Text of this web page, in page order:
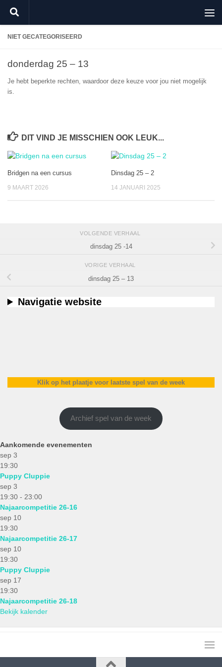
Doorgaan naar inhoud
NIET GECATEGORISEERD
donderdag 25 – 13
Je hebt beperkte rechten, waardoor deze keuze voor jou niet mogelijk
is.
DIT VIND JE MISSCHIEN OOK LEUK...
Bridgen na een cursus
9 MAART 2026
Dinsdag 25 – 2
14 JANUARI 2025
VOLGENDE VERHAAL
dinsdag 25 -14
VORIGE VERHAAL
dinsdag 25 – 13
Navigatie website
Klik op het plaatje voor laatste spel van de week
Archief spel van de week
Aankomende evenementen
sep 3
19:30
Puppy Cluppie
sep 3
19:30 - 23:00
Najaarcompetitie 26-16
sep 10
19:30
Najaarcompetitie 26-17
sep 10
19:30
Puppy Cluppie
sep 17
19:30
Najaarcompetitie 26-18
Bekijk kalender